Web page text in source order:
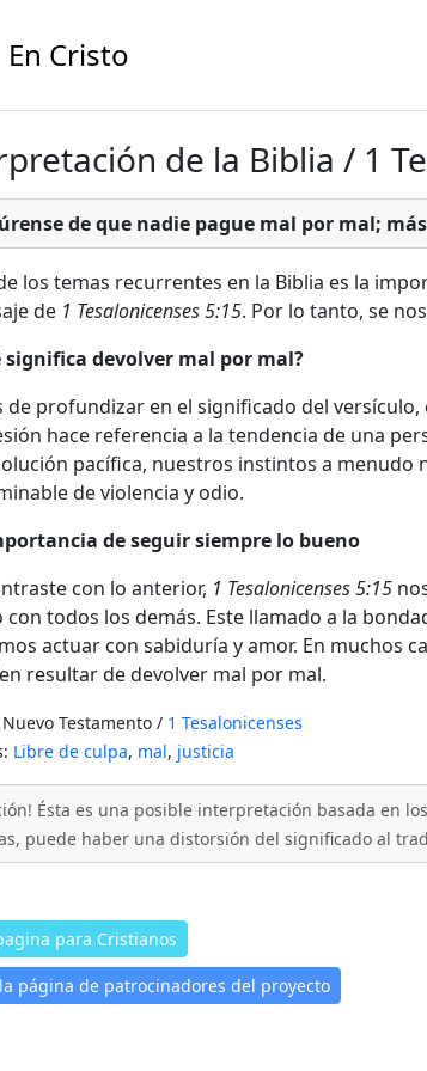
En Cristo
de la Biblia / 1
de que nadie pague mal por mal;
los temas recurrentes en la Biblia es la
de 1 Tesalonicenses 5:15. Por lo tanto, se
significa devolver mal por mal?
de profundizar en el significado del
hace referencia a la tendencia de una
pacífica, nuestros instintos a
de violencia y odio.
de seguir siempre lo bueno
con lo anterior, 1 Tesalonicenses 5:15
con todos los demás. Este llamado a la
actuar con sabiduría y amor. En muchos
resultar de devolver mal por mal.
Testamento / 1 Tesalonicenses
Libre de culpa, mal, justicia
Ésta es una posible interpretación basada en
puede haber una distorsión del significado al
para Cristianos
página de patrocinadores del proyecto